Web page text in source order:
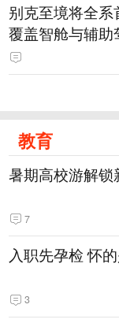
别克至境将全系
覆盖智舱与辅
教育
暑期高校游解锁
7
入职先孕检 怀
3